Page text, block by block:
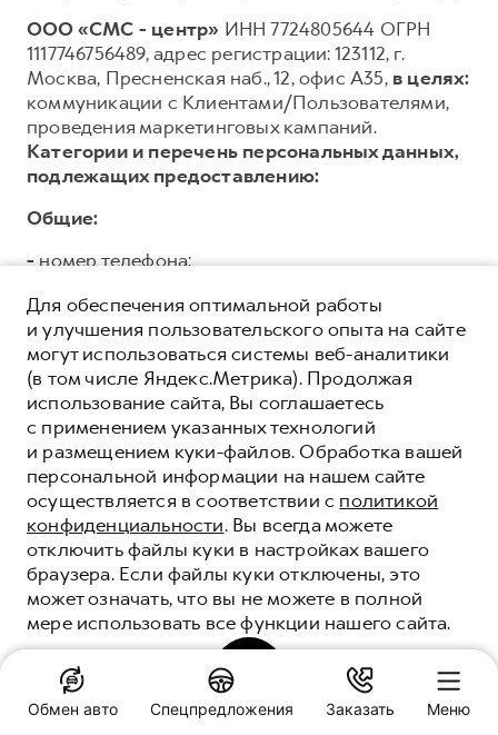
ООО «СМС - центр» ИНН 7724805644 ОГРН
1117746756489, адрес регистрации: 123112, г.
Москва, Пресненская наб., 12, офис А35, в целях:
коммуникации с Клиентами/Пользователями,
проведения маркетинговых кампаний.
Категории и перечень персональных данных,
подлежащих предоставлению:
Общие:
-номер телефона;
ООО «СЛАВА ГРУПП»ИНН 7704875192 ОГРН
5147746150041, адрес регистрации: г. Москва, ул.
Тверская, дом 16, стр.3, помещ. 3 в целях:
коммуникации с Клиентами/Пользователями, в
том числе: направления e.mail рассылки;
проведения маркетинговых кампаний и
исследований; поддержки процесса продаж,
аналитики данных.Категории и перечень
персональных данных, подлежащих
предоставлению:
Общие:
-фамилия, имя, отчество;
-дата рождения;
адрес электронной почты;
Для обеспечения оптимальной работы
и улучшения пользовательского опыта на сайте
могут использоваться системы веб-аналитики
(в том числе Яндекс.Метрика). Продолжая
использование сайта, Вы соглашаетесь
с применением указанных технологий
и размещением куки-файлов. Обработка вашей
персональной информации на нашем сайте
осуществляется в соответствии с политикой
конфиденциальности. Вы всегда можете
отключить файлы куки в настройках вашего
браузера. Если файлы куки отключены, это
может означать, что вы не можете в полной
мере использовать все функции нашего сайта.
ПОНЯТНО
Обмен авто Спецпредложения Заказать Меню